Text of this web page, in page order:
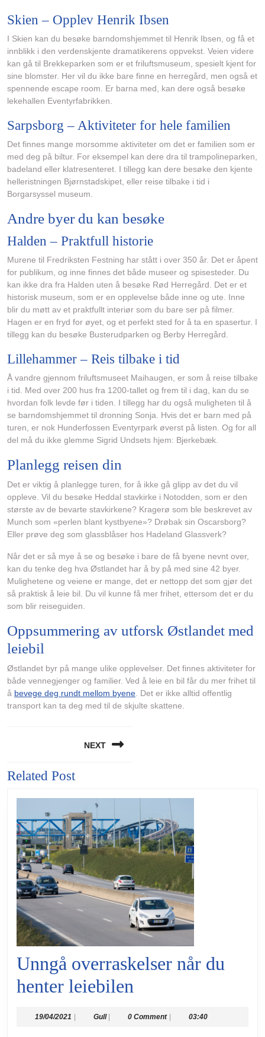
Skien – Opplev Henrik Ibsen
I Skien kan du besøke barndomshjemmet til Henrik Ibsen, og få et
innblikk i den verdenskjente dramatikerens oppvekst. Veien videre
kan gå til Brekkeparken som er et friluftsmuseum, spesielt kjent for
sine blomster. Her vil du ikke bare finne en herregård, men også et
spennende escape room. Er barna med, kan dere også besøke
lekehallen Eventyrfabrikken.
Sarpsborg – Aktiviteter for hele familien
Det finnes mange morsomme aktiviteter om det er familien som er
med deg på biltur. For eksempel kan dere dra til trampolineparken,
badeland eller klatresenteret. I tillegg kan dere besøke den kjente
helleristningen Bjørnstadskipet, eller reise tilbake i tid i
Borgarsyssel museum.
Andre byer du kan besøke
Halden – Praktfull historie
Murene til Fredriksten Festning har stått i over 350 år. Det er åpent
for publikum, og inne finnes det både museer og spisesteder. Du
kan ikke dra fra Halden uten å besøke Rød Herregård. Det er et
historisk museum, som er en opplevelse både inne og ute. Inne
blir du møtt av et praktfullt interiør som du bare ser på filmer.
Hagen er en fryd for øyet, og et perfekt sted for å ta en spasertur. I
tillegg kan du besøke Busterudparken og Berby Herregård.
Lillehammer – Reis tilbake i tid
Å vandre gjennom friluftsmuseet Maihaugen, er som å reise tilbake
i tid. Med over 200 hus fra 1200-tallet og frem til i dag, kan du se
hvordan folk levde før i tiden. I tillegg har du også muligheten til å
se barndomshjemmet til dronning Sonja. Hvis det er barn med på
turen, er nok Hunderfossen Eventyrpark øverst på listen. Og for all
del må du ikke glemme Sigrid Undsets hjem: Bjerkebæk.
Planlegg reisen din
Det er viktig å planlegge turen, for å ikke gå glipp av det du vil
oppleve. Vil du besøke Heddal stavkirke i Notodden, som er den
største av de bevarte stavkirkene? Kragerø som ble beskrevet av
Munch som «perlen blant kystbyene»? Drøbak sin Oscarsborg?
Eller prøve deg som glassblåser hos Hadeland Glassverk?
Når det er så mye å se og besøke i bare de få byene nevnt over,
kan du tenke deg hva Østlandet har å by på med sine 42 byer.
Mulighetene og veiene er mange, det er nettopp det som gjør det
så praktisk å leie bil. Du vil kunne få mer frihet, ettersom det er du
som blir reiseguiden.
Oppsummering av utforsk Østlandet med
leiebil
Østlandet byr på mange ulike opplevelser. Det finnes aktiviteter for
både vennegjenger og familier. Ved å leie en bil får du mer frihet til
å bevege deg rundt mellom byene . Det er ikke alltid offentlig
transport kan ta deg med til de skjulte skattene.
NEXT
Next
Related Post
Unngå overraskelser når du
henter leiebilen
19/04/2021 19/04/2021
| GullGull
| 0 Comment | 03:40